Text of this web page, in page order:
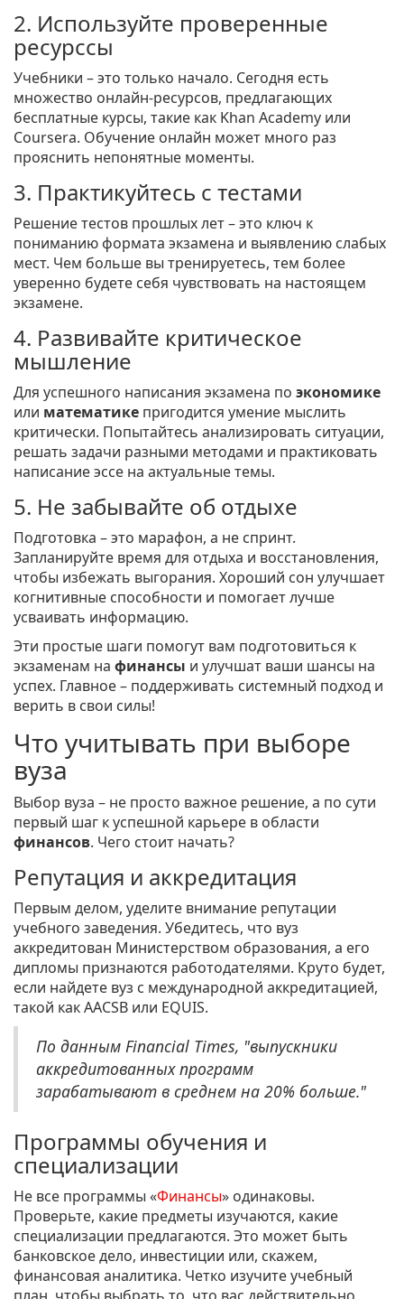
2. Используйте проверенные
ресурссы
Учебники – это только начало. Сегодня есть
множество онлайн-ресурсов, предлагающих
бесплатные курсы, такие как Khan Academy или
Coursera. Обучение онлайн может много раз
прояснить непонятные моменты.
3. Практикуйтесь с тестами
Решение тестов прошлых лет – это ключ к
пониманию формата экзамена и выявлению слабых
мест. Чем больше вы тренируетесь, тем более
уверенно будете себя чувствовать на настоящем
экзамене.
4. Развивайте критическое
мышление
Для успешного написания экзамена по экономике
или математике пригодится умение мыслить
критически. Попытайтесь анализировать ситуации,
решать задачи разными методами и практиковать
написание эссе на актуальные темы.
5. Не забывайте об отдыхе
Подготовка – это марафон, а не спринт.
Запланируйте время для отдыха и восстановления,
чтобы избежать выгорания. Хороший сон улучшает
когнитивные способности и помогает лучше
усваивать информацию.
Эти простые шаги помогут вам подготовиться к
экзаменам на финансы и улучшат ваши шансы на
успех. Главное – поддерживать системный подход и
верить в свои силы!
Что учитывать при выборе
вуза
Выбор вуза – не просто важное решение, а по сути
первый шаг к успешной карьере в области
финансов. Чего стоит начать?
Репутация и аккредитация
Первым делом, уделите внимание репутации
учебного заведения. Убедитесь, что вуз
аккредитован Министерством образования, а его
дипломы признаются работодателями. Круто будет,
если найдете вуз с международной аккредитацией,
такой как AACSB или EQUIS.
По данным Financial Times, "выпускники
аккредитованных программ
зарабатывают в среднем на 20% больше."
Программы обучения и
специализации
Не все программы «Финансы» одинаковы.
Проверьте, какие предметы изучаются, какие
специализации предлагаются. Это может быть
банковское дело, инвестиции или, скажем,
финансовая аналитика. Четко изучите учебный